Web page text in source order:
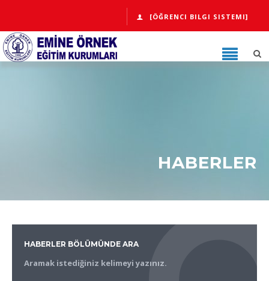
[ÖĞRENCI BILGI SISTEMI]
HABERLER
HABERLER BÖLÜMÜNDE ARA
Aramak istediğiniz kelimeyi yazınız.